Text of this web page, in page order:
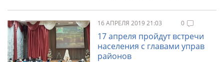
16 АПРЕЛЯ 2019 21:03 0
17 апреля пройдут встречи
населения с главами управ
районов